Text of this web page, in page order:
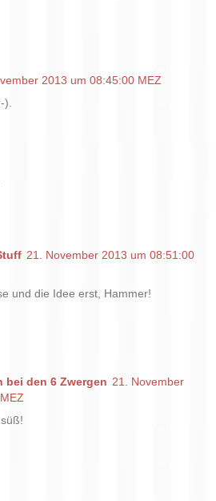
2013 um 08:45:00 MEZ
).
21. November 2013 um 08:51:00
und die Idee erst, Hammer!
bei den 6 Zwergen 21. November